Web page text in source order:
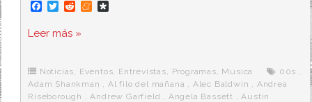
F
c
e
o
k
T
i
t
r
R
d
M
e
r
a
Leer más »
Noticias, Eventos, Entrevistas, Programas, Musica 00s ,
Adam Shankman ,Al filo del mañana , Alec Baldwin , Andrea
Riseborough ,Andrew Garfield , Angela Bassett ,Austin